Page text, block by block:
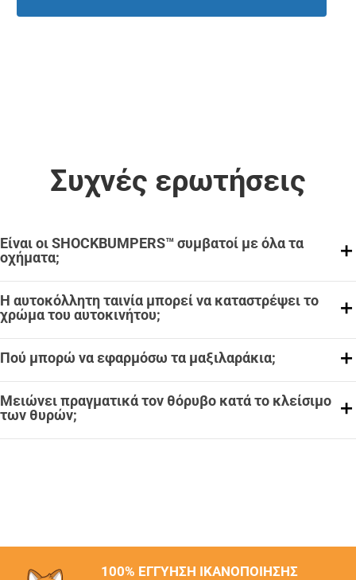
Συχνές ερωτήσεις
Είναι οι SHOCKBUMPERS™ συμβατοί με όλα τα
οχήματα;
Η αυτοκόλλητη ταινία μπορεί να καταστρέψει το
χρώμα του αυτοκινήτου;
Πού μπορώ να εφαρμόσω τα μαξιλαράκια;
Μειώνει πραγματικά τον θόρυβο κατά το κλείσιμο
των θυρών;
100% ΕΓΓΥΗΣΗ ΙΚΑΝΟΠΟΙΗΣΗΣ